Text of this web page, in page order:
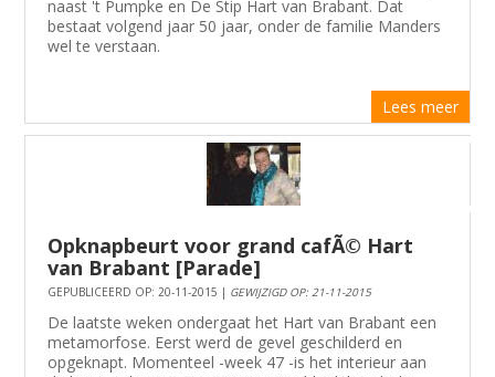
naast 't Pumpke en De Stip Hart van Brabant. Dat
bestaat volgend jaar 50 jaar, onder de familie Manders
wel te verstaan.
Lees meer
Opknapbeurt voor grand cafÃ© Hart
van Brabant [Parade]
GEPUBLICEERD OP: 20-11-2015 | GEWIJZIGD OP: 21-11-2015
De laatste weken ondergaat het Hart van Brabant een
metamorfose. Eerst werd de gevel geschilderd en
opgeknapt. Momenteel -week 47 -is het interieur aan